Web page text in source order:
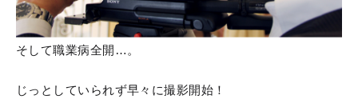
そして職業病全開…。
じっとしていられず早々に撮影開始！